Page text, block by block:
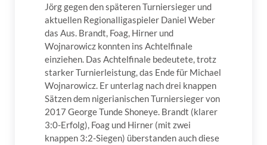
Jörg gegen den späteren Turniersieger und
aktuellen Regionalligaspieler Daniel Weber
das Aus. Brandt, Foag, Hirner und
Wojnarowicz konnten ins Achtelfinale
einziehen. Das Achtelfinale bedeutete, trotz
starker Turnierleistung, das Ende für Michael
Wojnarowicz. Er unterlag nach drei knappen
Sätzen dem nigerianischen Turniersieger von
2017 George Tunde Shoneye. Brandt (klarer
3:0-Erfolg), Foag und Hirner (mit zwei
knappen 3:2-Siegen) überstanden auch diese